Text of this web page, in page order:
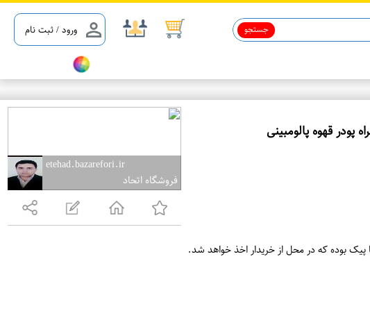
ورود / ثبت نام جستجو
etehad.bazarefori.ir
فروشگاه اتحاد
و
پیک بوده که در محل از خریدار اخذ خواهد شد.